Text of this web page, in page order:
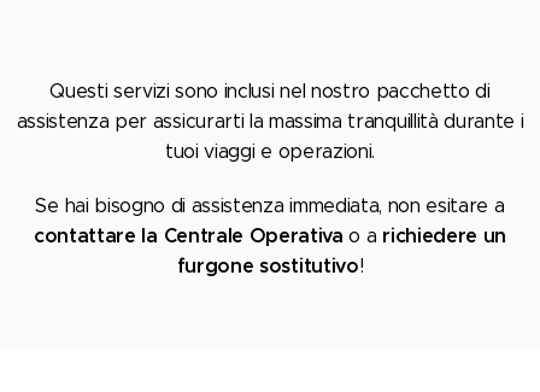
Questi servizi sono inclusi nel nostro pacchetto di
assistenza per assicurarti la massima tranquillità durante i
tuoi viaggi e operazioni.
Se hai bisogno di assistenza immediata, non esitare a
contattare la Centrale Operativa o a richiedere un
furgone sostitutivo!